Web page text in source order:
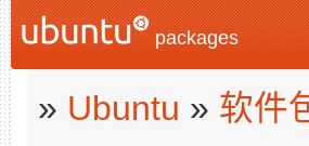
packages
» Ubuntu » 软件